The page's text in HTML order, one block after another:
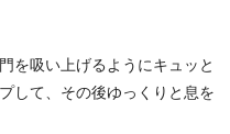
を吸い上げるようにキュッと
して、その後ゆっくりと息を